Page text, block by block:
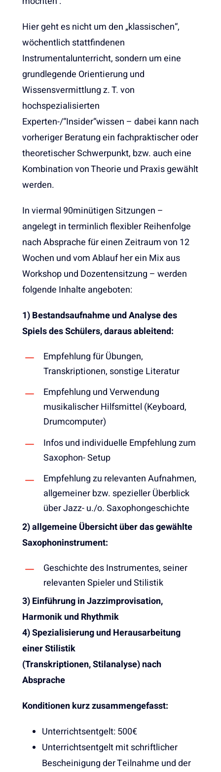
Hier geht es nicht um den „klassischen“,
wöchentlich stattfindenen
Instrumentalunterricht, sondern um eine
grundlegende Orientierung und
Wissensvermittlung z. T. von
hochspezialisierten
Experten-/“Insider“wissen – dabei kann nach
vorheriger Beratung ein fachpraktischer oder
theoretischer Schwerpunkt, bzw. auch eine
Kombination von Theorie und Praxis gewählt
werden.
In viermal 90minütigen Sitzungen –
angelegt in terminlich flexibler Reihenfolge
nach Absprache für einen Zeitraum von 12
Wochen und vom Ablauf her ein Mix aus
Workshop und Dozentensitzung – werden
folgende Inhalte angeboten:
1) Bestandsaufnahme und Analyse des
Spiels des Schülers, daraus ableitend:
Empfehlung für Übungen,
Transkriptionen, sonstige Literatur
Empfehlung und Verwendung
musikalischer Hilfsmittel (Keyboard,
Drumcomputer)
Infos und individuelle Empfehlung zum
Saxophon- Setup
Empfehlung zu relevanten Aufnahmen,
allgemeiner bzw. spezieller Überblick
über Jazz- u./o. Saxophongeschichte
2) allgemeine Übersicht über das gewählte
Saxophoninstrument:
Geschichte des Instrumentes, seiner
relevanten Spieler und Stilistik
3) Einführung in Jazzimprovisation,
Harmonik und Rhythmik
4) Spezialisierung und Herausarbeitung
einer Stilistik
(Transkriptionen, Stilanalyse) nach
Absprache
Konditionen kurz zusammengefasst:
Unterrichtsentgelt: 500€
Unterrichtsentgelt mit schriftlicher
Bescheinigung der Teilnahme und der